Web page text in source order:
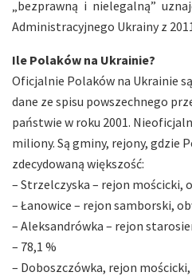
„bezprawną i nielegalną”
Administracyjnego Ukrainy z
Ile Polaków na Ukrainie?
Oficjalnie Polaków na Ukrainie
dane ze spisu powszechnego
państwie w roku 2001.
miliony. Są gminy, rejony, gdzie
zdecydowaną większość:
– Strzelczyska – rejon mościcki,
– Łanowice – rejon samborski,
– Aleksandrówka – rejon
– 78,1 %
– Doboszczówka, rejon